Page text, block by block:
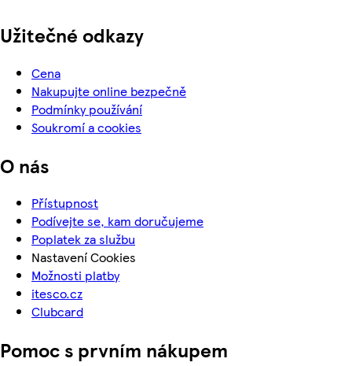
Užitečné odkazy
Cena
Nakupujte online bezpečně
Podmínky používání
Soukromí a cookies
O nás
Přístupnost
Podívejte se, kam doručujeme
Poplatek za službu
Nastavení Cookies
Možnosti platby
itesco.cz
Clubcard
Pomoc s prvním nákupem